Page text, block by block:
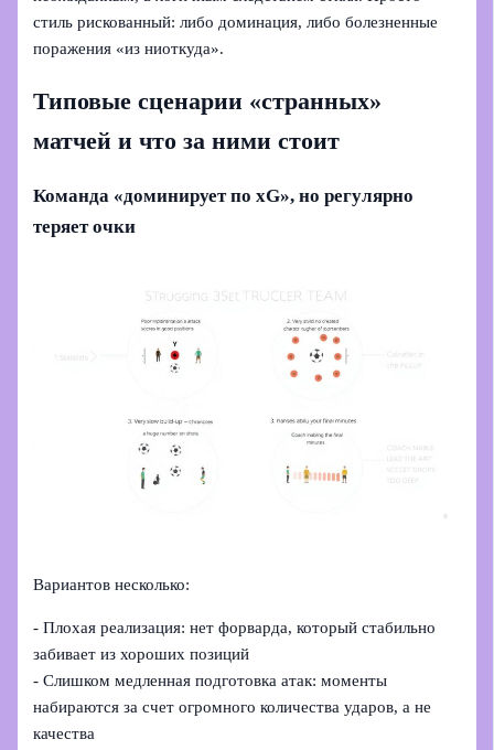
стиль рискованный: либо доминация, либо болезненные
поражения «из ниоткуда».
Типовые сценарии «странных»
матчей и что за ними стоит
Команда «доминирует по xG», но регулярно
теряет очки
Вариантов несколько:
- Плохая реализация: нет форварда, который стабильно
забивает из хороших позиций
- Слишком медленная подготовка атак: моменты
набираются за счет огромного количества ударов, а не
качества